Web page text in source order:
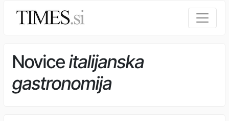
Noviceitalijanska
gastronomija